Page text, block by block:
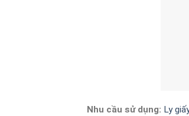
Nhu cầu sử dụng: Ly